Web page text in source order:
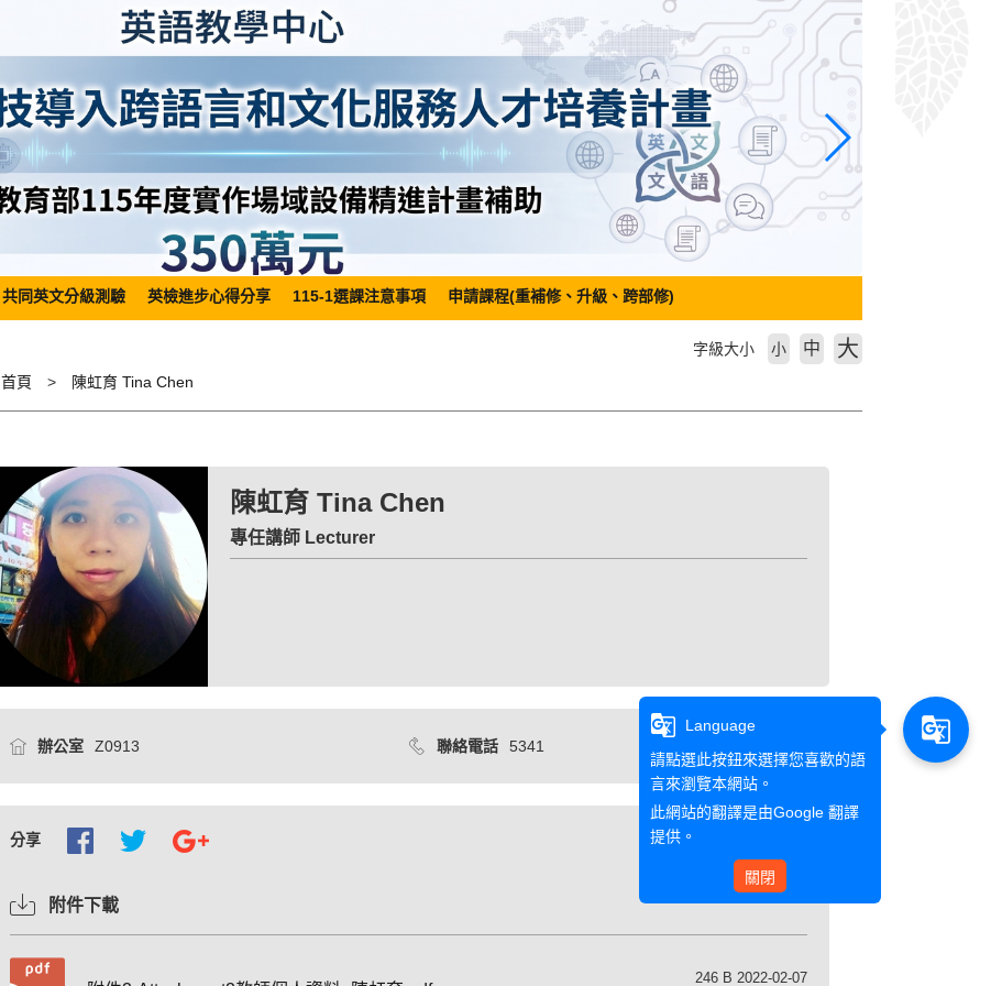
共同英文分級測驗 英檢進步心得分享 115-1選課注意事項 申請課程(重補修、升級、跨部修)
首頁 陳虹育 Tina Chen
字級大小 小 中 大
陳虹育 Tina Chen
專任講師 Lecturer
辦公室 Z0913 聯絡電話 5341
分享
附件下載
246 B 2022-02-07
g_translate
Language
請點選此按鈕來選擇您喜歡的語
言來瀏覽本網站。
此網站的翻譯是由Google 翻譯
提供。
關閉
g_translate